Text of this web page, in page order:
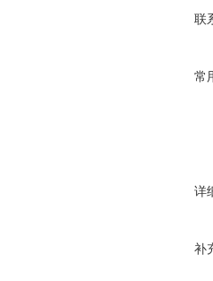
联
常
详
补